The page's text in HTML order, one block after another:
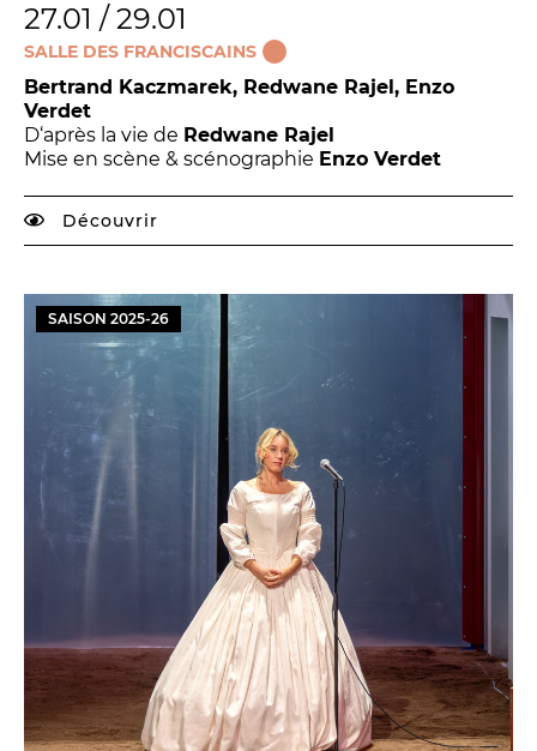
27.01 / 29.01
SALLE DES FRANCISCAINS
Bertrand Kaczmarek, Redwane Rajel, Enzo
Verdet
D‘après la vie de Redwane Rajel
Mise en scène & scénographie Enzo Verdet
Découvrir
SAISON 2025-26